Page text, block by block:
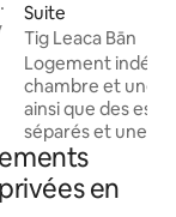
Suite
Tig Leaca Bān
Logement
chambre et une
ainsi que des
séparés et une
équipée. Profitez
rapide dans tout
salon privé et
en